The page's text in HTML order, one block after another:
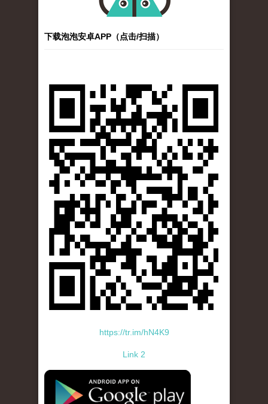
下载泡泡安卓APP（点击/扫描）
https://tr.im/hN4K9
Link 2
standard-icon-googleplay-app-store.png